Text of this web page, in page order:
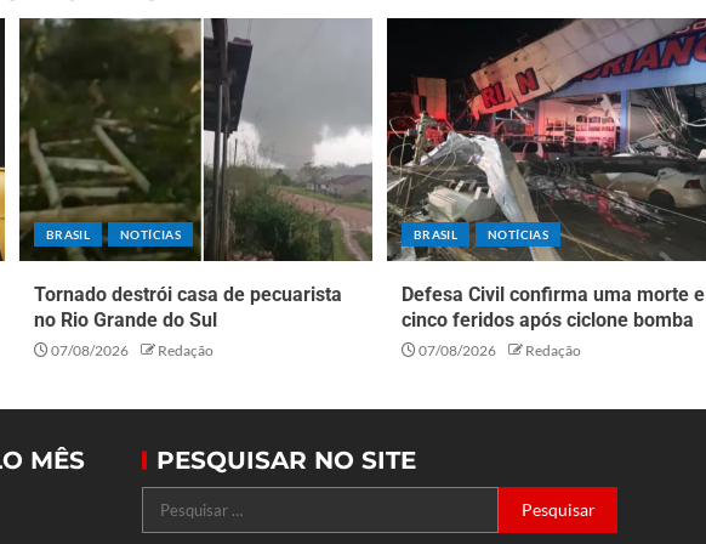
BRASIL NOTÍCIAS
Tornado destrói casa de pecuarista
no Rio Grande do Sul
07/08/2026 Redação
BRASIL NOTÍCIAS
Defesa Civil confirma uma morte e
cinco feridos após ciclone bomba
07/08/2026 Redação
MÊS PESQUISAR NO SITE